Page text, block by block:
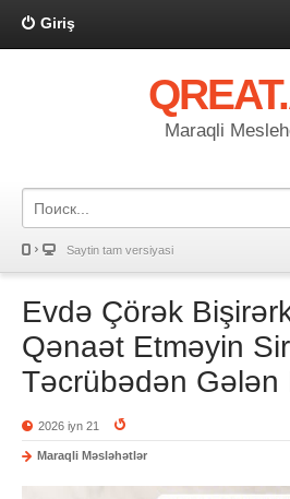
Giriş
Maraqli
Saytin tam versiyasi
Evdə Çörək
Qənaət Etməyin
Təcrübədən Gələn
2026 iyn 21
Maraqli Məsləhətlər